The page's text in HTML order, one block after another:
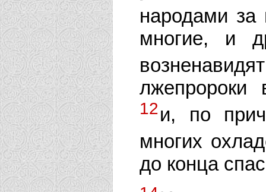
народами
многие, и
лжепророки
12и, по
многих
до конца